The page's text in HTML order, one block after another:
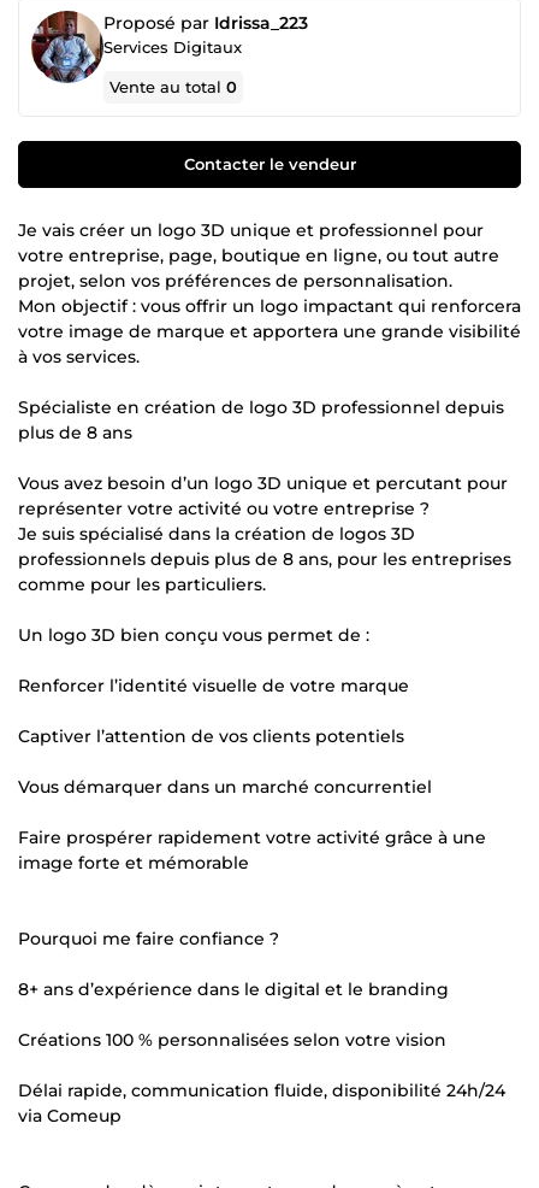
Proposé par Idrissa_223
Services Digitaux
Vente au total0
Contacter le vendeur
Je vais créer un logo 3D unique et professionnel pour
votre entreprise, page, boutique en ligne, ou tout autre
projet, selon vos préférences de personnalisation.
Mon objectif : vous offrir un logo impactant qui renforcera
votre image de marque et apportera une grande visibilité
à vos services.
Spécialiste en création de logo 3D professionnel depuis
plus de 8 ans
Vous avez besoin d’un logo 3D unique et percutant pour
représenter votre activité ou votre entreprise ?
Je suis spécialisé dans la création de logos 3D
professionnels depuis plus de 8 ans, pour les entreprises
comme pour les particuliers.
Un logo 3D bien conçu vous permet de :
Renforcer l’identité visuelle de votre marque
Captiver l’attention de vos clients potentiels
Vous démarquer dans un marché concurrentiel
Faire prospérer rapidement votre activité grâce à une
image forte et mémorable
Pourquoi me faire confiance ?
8+ ans d’expérience dans le digital et le branding
Créations 100 % personnalisées selon votre vision
Délai rapide, communication fluide, disponibilité 24h/24
via Comeup